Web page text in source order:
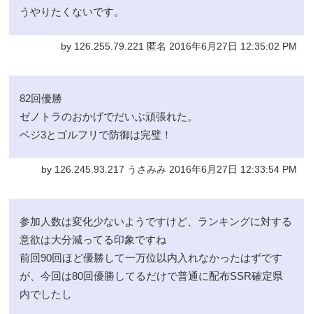
うやりたくないです。
by 126.255.79.221 匿名 2016年6月27日 12:35:02 PM
82回優勝
ゼノトラのおかげでだいぶ頑張れた。
ベジ3とゴルフリで防御は完璧！
by 126.245.93.217 うさみみ 2016年6月27日 12:33:54 PM
参加人数は変化少ないようですけど、ランキングに対する
意欲は大分減ってる印象ですね
前回90回ほど優勝して一万位以内入れなかったはずです
が、今回は80回優勝してるだけで普通に配布SSR確定県
内でしたし